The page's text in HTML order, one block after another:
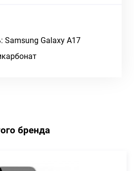
Samsung Galaxy A17
бренда